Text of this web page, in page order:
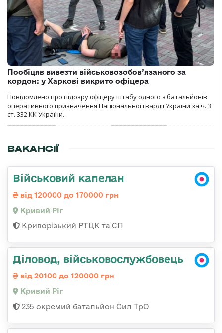
Пообіцяв вивезти військовозобов’язаного за
кордон: у Харкові викрито офіцера
Повідомлено про підозру офіцеру штабу одного з батальйонів
оперативного призначення Національної гвардії України за ч. 3
ст. 332 КК України.
ВАКАНСІЇ
Військовий капелан
від 120000 до 170000 грн
Кривий Ріг
Криворізький РТЦК та СП
Діловод, військовослужбовець
від 20100 до 120000 грн
Кривий Ріг
235 окремий батальйон Сил ТрО